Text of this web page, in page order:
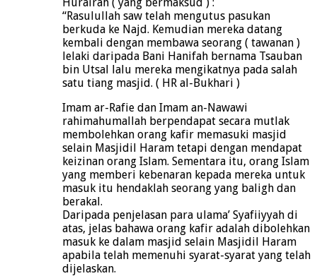
“Rasulullah saw telah mengutus pasukan
berkuda ke Najd. Kemudian mereka datang
kembali dengan membawa seorang ( tawanan )
lelaki daripada Bani Hanifah bernama Tsauban
bin Utsal lalu mereka mengikatnya pada salah
satu tiang masjid. ( HR al-Bukhari )
Imam ar-Rafie dan Imam an-Nawawi
rahimahumallah berpendapat secara mutlak
membolehkan orang kafir memasuki masjid
selain Masjidil Haram tetapi dengan mendapat
keizinan orang Islam. Sementara itu, orang Islam
yang memberi kebenaran kepada mereka untuk
masuk itu hendaklah seorang yang baligh dan
berakal.
Daripada penjelasan para ulama’ Syafiiyyah di
atas, jelas bahawa orang kafir adalah dibolehkan
masuk ke dalam masjid selain Masjidil Haram
apabila telah memenuhi syarat-syarat yang telah
dijelaskan.